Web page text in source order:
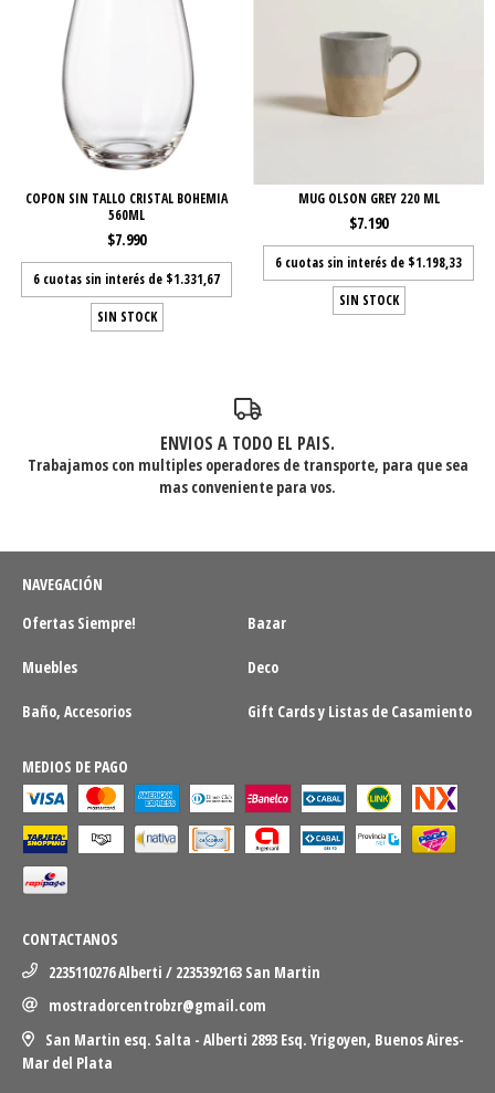
COPON SIN TALLO CRISTAL BOHEMIA
560ML
$7.990
6 cuotas sin interés de $1.331,67
SIN STOCK
MUG OLSON GREY 220 ML
$7.190
6 cuotas sin interés de $1.198,33
SIN STOCK
ENVIOS A TODO EL PAIS.
Trabajamos con multiples operadores de transporte, para que sea
mas conveniente para vos.
NAVEGACIÓN
Ofertas Siempre!
Bazar
Muebles Deco
Baño, Accesorios Gift Cards y Listas de Casamiento
MEDIOS DE PAGO
CONTACTANOS
2235110276 Alberti / 2235392163 San Martin
mostradorcentrobzr@gmail.com
San Martin esq. Salta - Alberti 2893 Esq. Yrigoyen, Buenos Aires-
Mar del Plata